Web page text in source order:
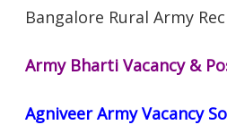
Bangalore Rural Army
Army Bharti Vacancy &
Agniveer Army Vacancy